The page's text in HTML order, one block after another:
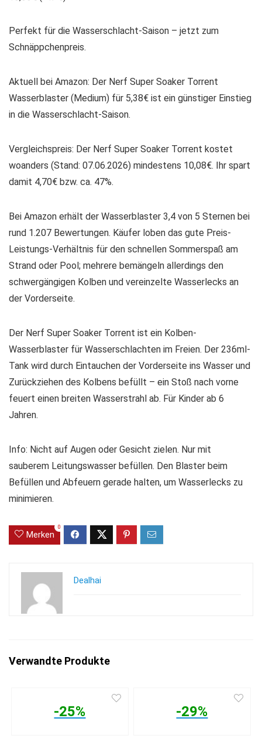
Perfekt für die Wasserschlacht-Saison – jetzt zum
Schnäppchenpreis.
Aktuell bei Amazon: Der Nerf Super Soaker Torrent
Wasserblaster (Medium) für 5,38€ ist ein günstiger Einstieg
in die Wasserschlacht-Saison.
Vergleichspreis: Der Nerf Super Soaker Torrent kostet
woanders (Stand: 07.06.2026) mindestens 10,08€. Ihr spart
damit 4,70€ bzw. ca. 47%.
Bei Amazon erhält der Wasserblaster 3,4 von 5 Sternen bei
rund 1.207 Bewertungen. Käufer loben das gute Preis-
Leistungs-Verhältnis für den schnellen Sommerspaß am
Strand oder Pool; mehrere bemängeln allerdings den
schwergängigen Kolben und vereinzelte Wasserlecks an
der Vorderseite.
Der Nerf Super Soaker Torrent ist ein Kolben-
Wasserblaster für Wasserschlachten im Freien. Der 236ml-
Tank wird durch Eintauchen der Vorderseite ins Wasser und
Zurückziehen des Kolbens befüllt – ein Stoß nach vorne
feuert einen breiten Wasserstrahl ab. Für Kinder ab 6
Jahren.
Info: Nicht auf Augen oder Gesicht zielen. Nur mit
sauberem Leitungswasser befüllen. Den Blaster beim
Befüllen und Abfeuern gerade halten, um Wasserlecks zu
minimieren.
Merken
0
Dealhai
Verwandte Produkte
-25% -29%